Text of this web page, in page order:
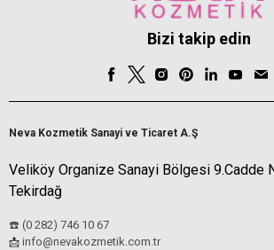
Bizi takip edin
Neva Kozmetik Sanayi ve Ticaret A.Ş
Veliköy Organize Sanayi Bölgesi 9.Cadde
Tekirdağ
☎️ (0 282) 746 10 67
📩 info@nevakozmetik.com.tr